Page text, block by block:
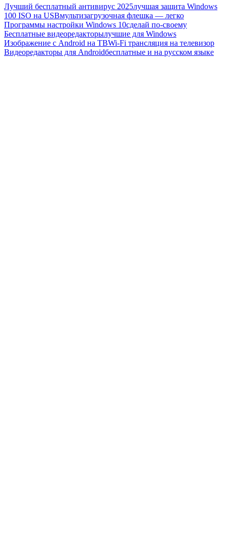
Лучший бесплатный антивирус 2025лучшая защита Windows
100 ISO на USBмультизагрузочная флешка — легко
Программы настройки Windows 10сделай по-своему
Бесплатные видеоредакторылучшие для Windows
Изображение с Android на ТВWi-Fi трансляция на телевизор
Видеоредакторы для Androidбесплатные и на русском языке